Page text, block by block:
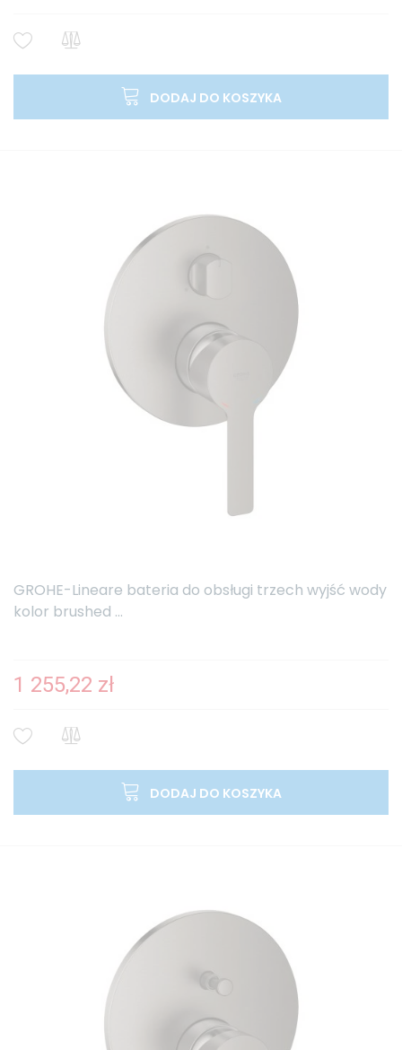
DODAJ DO KOSZYKA
GROHE-Lineare bateria do obsługi trzech wyjść wody
kolor brushed ...
1 255,22 zł
DODAJ DO KOSZYKA